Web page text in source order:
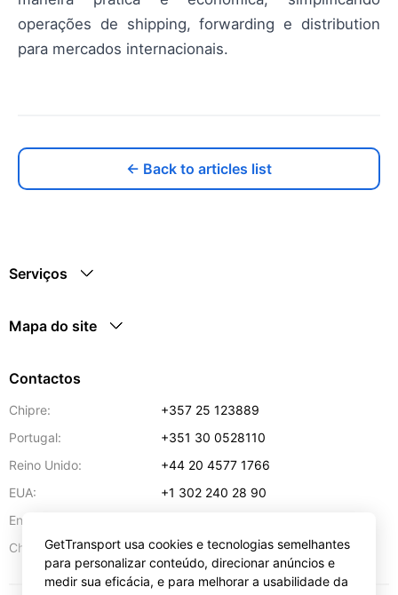
operações de shipping, forwarding e distribution
para mercados internacionais.
← Back to articles list
Serviços
Mapa do site
Contactos
Chipre:
+357 25 123889
Portugal:
+351 30 0528110
Reino Unido:
+44 20 4577 1766
EUA:
+1 302 240 28 90
Endereço de e-mail:
Chipre:
57 Spyrou Kyprianou,Lárnaca 6051
GetTransport usa cookies e tecnologias semelhantes
para personalizar conteúdo, direcionar anúncios e
medir sua eficácia, e para melhorar a usabilidade da